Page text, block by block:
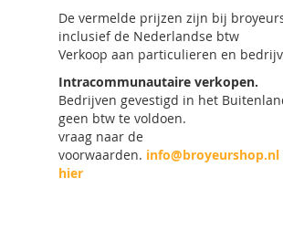
De vermelde prijzen zijn bij
inclusief de Nederlandse btw
Verkoop aan particulieren en
Intracommunautaire verkopen.
Bedrijven gevestigd in het
geen btw te voldoen.
vraag naar de
voorwaarden. info@broyeurshop.nl
hier